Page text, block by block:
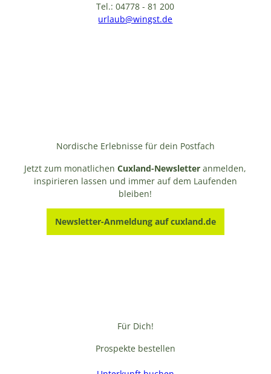
Tel.: 04778 - 81 200
urlaub@wingst.de
Nordische Erlebnisse für dein Postfach
Jetzt zum monatlichenCuxland-Newsletter anmelden,
inspirieren lassen und immer auf dem Laufenden
bleiben!
Newsletter-Anmeldung auf cuxland.de
Für Dich!
Prospekte bestellen